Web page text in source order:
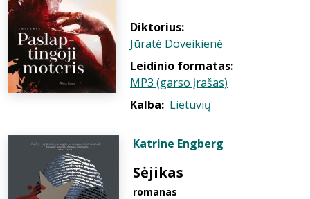
Diktorius:
Jūratė Doveikienė
Leidinio formatas:
MP3 (garso įrašas)
Kalba: Lietuvių
Katrine Engberg
Sėjikas
romanas